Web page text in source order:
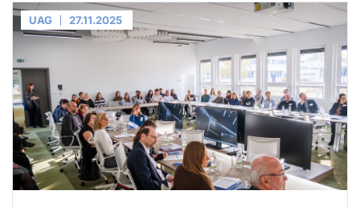
UAG 27.11.2025